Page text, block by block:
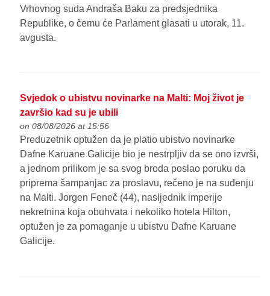
Vrhovnog suda Andraša Baku za predsjednika
Republike, o čemu će Parlament glasati u utorak, 11.
avgusta.
Svjedok o ubistvu novinarke na Malti: Moj život je
završio kad su je ubili
on 08/08/2026 at 15:56
Preduzetnik optužen da je platio ubistvo novinarke
Dafne Karuane Galicije bio je nestrpljiv da se ono izvrši,
a jednom prilikom je sa svog broda poslao poruku da
priprema šampanjac za proslavu, rečeno je na suđenju
na Malti. Jorgen Feneč (44), nasljednik imperije
nekretnina koja obuhvata i nekoliko hotela Hilton,
optužen je za pomaganje u ubistvu Dafne Karuane
Galicije.